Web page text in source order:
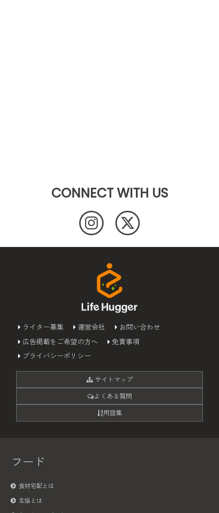
CONNECT WITH US
ライター募集 運営会社
お問い合わせ
広告掲載をご希望の方へ
免責事項
プライバシーポリシー
サイトマップ
よくある質問
用語集
フード
食材宅配とは
生協とは